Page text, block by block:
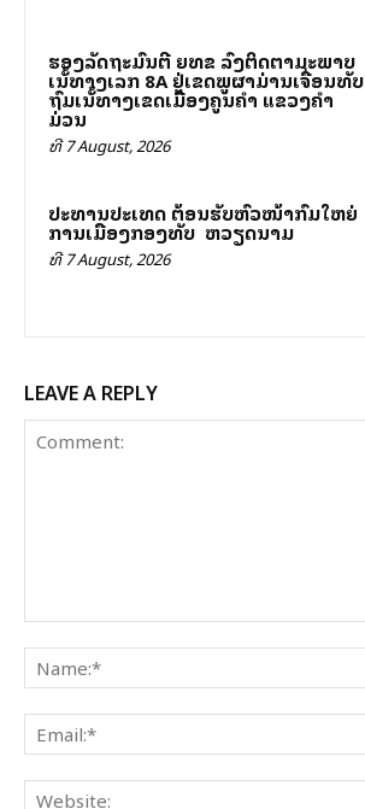
ຮອງລັດຖະມົນຕີ ຍທຂ ລົງຕິດຕາມສະພາບ
ເສັ້ນທາງເລກ 8A ຢູ່ເຂດພູຜາມ່ານເຈື່ອນທັບ
ຖົມເສັ້ນທາງເຂດເມືອງຄູນຄໍາ ແຂວງຄໍາ
ມ່ວນ
ທີ 7 August, 2026
ປະທານປະເທດ ຕ້ອນຮັບຫົວໜ້າກົມໃຫຍ່
ການເມືອງກອງທັບ ສສ ຫວຽດນາມ
ທີ 7 August, 2026
LEAVE A REPLY